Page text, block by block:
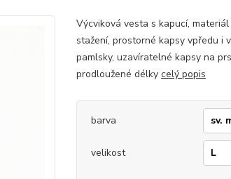
Výcviková vesta s kapucí,
stažení, prostorné kapsy vpředu i
pamlsky, uzavíratelné kapsy na
prodloužené délky celý popis
barva
velikost